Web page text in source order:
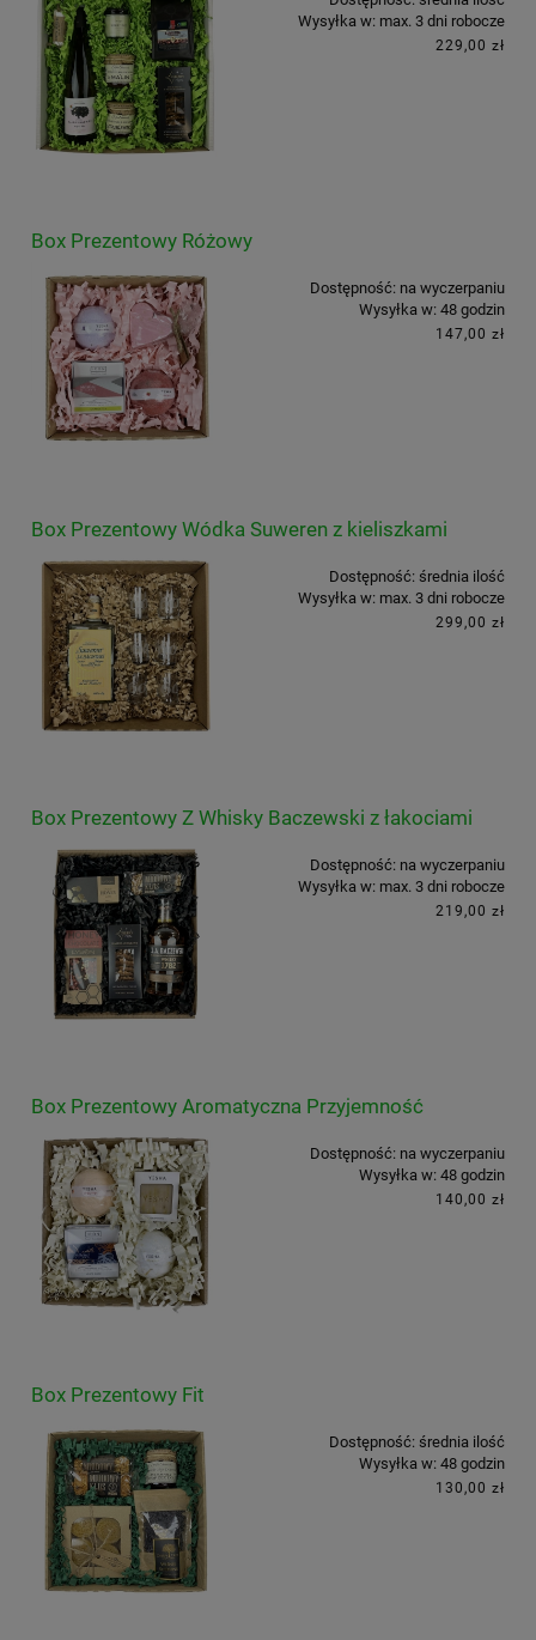
Wysyłka w: max. 3 dni robocze
229,00 zł
Box Prezentowy Różowy
Dostępność: na wyczerpaniu
Wysyłka w: 48 godzin
147,00 zł
Box Prezentowy Wódka Suweren z kieliszkami
Dostępność: średnia ilość
Wysyłka w: max. 3 dni robocze
299,00 zł
Box Prezentowy Z Whisky Baczewski z łakociami
Dostępność: na wyczerpaniu
Wysyłka w: max. 3 dni robocze
219,00 zł
Box Prezentowy Aromatyczna Przyjemność
Dostępność: na wyczerpaniu
Wysyłka w: 48 godzin
140,00 zł
Box Prezentowy Fit
Dostępność: średnia ilość
Wysyłka w: 48 godzin
130,00 zł